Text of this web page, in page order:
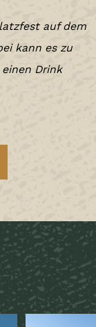
auf dem
kann es zu
Drink